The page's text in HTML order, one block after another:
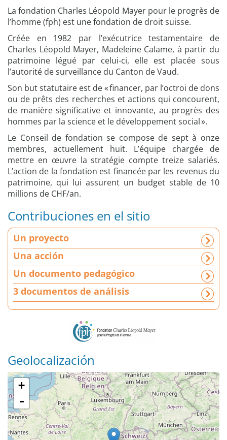
La fondation Charles Léopold Mayer pour le progrès de
l’homme (fph) est une fondation de droit suisse.
Créée en 1982 par l’exécutrice testamentaire de
Charles Léopold Mayer, Madeleine Calame, à partir du
patrimoine légué par celui-ci, elle est placée sous
l’autorité de surveillance du Canton de Vaud.
Son but statutaire est de « financer, par l’octroi de dons
ou de prêts des recherches et actions qui concourent,
de manière significative et innovante, au progrès des
hommes par la science et le développement social ».
Le Conseil de fondation se compose de sept à onze
membres, actuellement huit. L’équipe chargée de
mettre en œuvre la stratégie compte treize salariés.
L’action de la fondation est financée par les revenus du
patrimoine, qui lui assurent un budget stable de 10
millions de CHF/an.
Contribuciones en el sitio
U
c
U
n
a
a
c
c
i
ó
Un proyecto
Una acción
Un documento pedagógico
3 documentos de análisis
Geolocalización
+
-